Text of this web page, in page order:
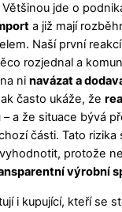
jde o
a již mají
Naší první
rozjednal a
ni navázat a
často ukáže, že
– a že situace bývá
části. Tato rizika
protože
výrobní
i kupující, kteří se